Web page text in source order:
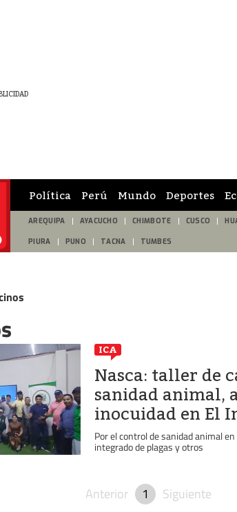
Política Perú Mundo Deportes
AREQUIPA AYACUCHO CHIMBOTE CUSCO
PIURA PUNO TACNA TUMBES
ICA
Nasca: taller de
sanidad animal,
inocuidad en El
Por el control de sanidad animal
integrado de plagas y otros
Anterior 1 Siguiente